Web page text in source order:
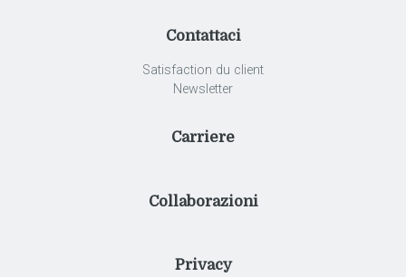
Contattaci
Satisfaction du client
Newsletter
Carriere
Collaborazioni
Privacy